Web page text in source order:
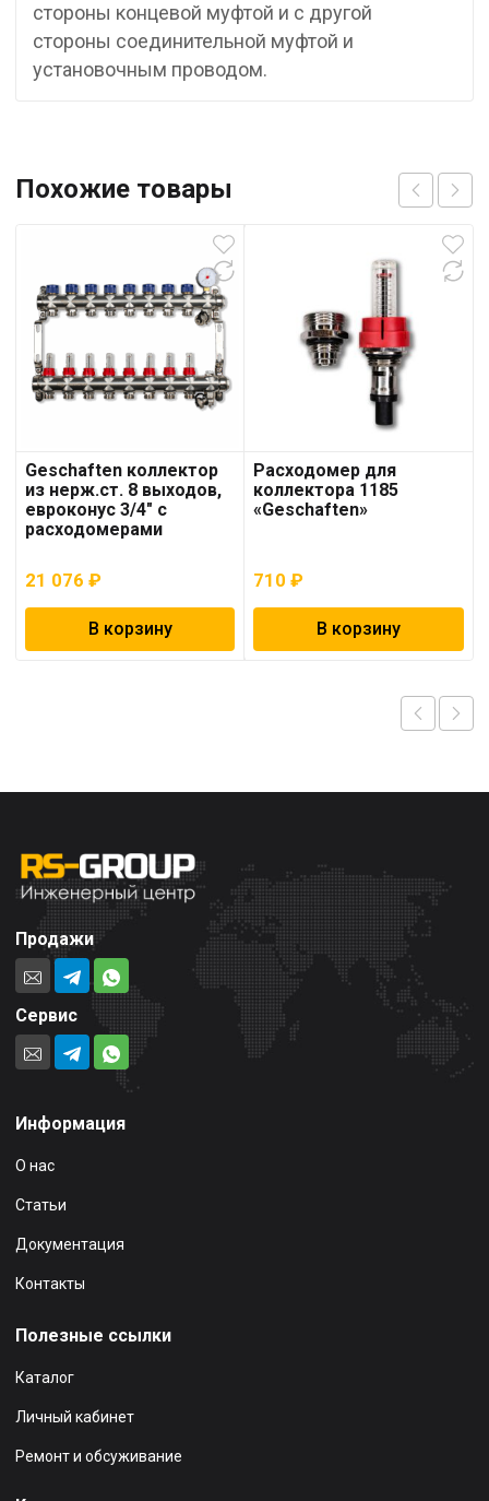
стороны концевой муфтой и с другой
стороны соединительной муфтой и
установочным проводом.
Похожие товары
Geschaften коллектор
из нерж.ст. 8 выходов,
евроконус 3/4″ с
расходомерами
21 076 ₽
В корзину
Расходомер для
коллектора 1185
«Geschaften»
710₽
В корзину
Продажи
Сервис
Информация
О нас
Статьи
Документация
Контакты
Полезные ссылки
Каталог
Личный кабинет
Ремонт и обсуживание